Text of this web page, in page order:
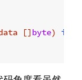
[]byte) int